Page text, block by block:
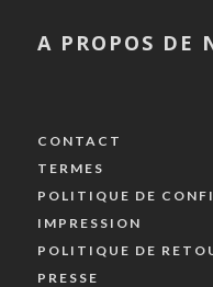
A PROPOS DE
CONTACT
TERMES
POLITIQUE DE
IMPRESSION
POLITIQUE DE
PRESSE